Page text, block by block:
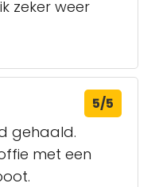
zeker weer
5/5
gehaald.
met een